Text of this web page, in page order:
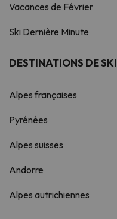
Vacances de Février
Ski Dernière Minute
DESTINATIONS DE SKI
Alpes françaises
Pyrénées
Alpes suisses
Andorre
Alpes autrichiennes